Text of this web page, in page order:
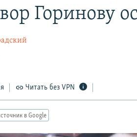
Горинову
Читать без VPN
в Google